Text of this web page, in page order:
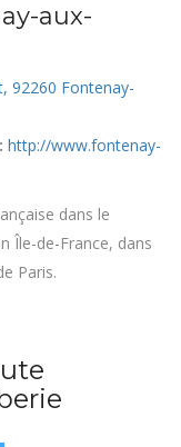
aux-
92260 Fontenay-
http://www.fontenay-
dans le
Île-de-France, dans
Paris.